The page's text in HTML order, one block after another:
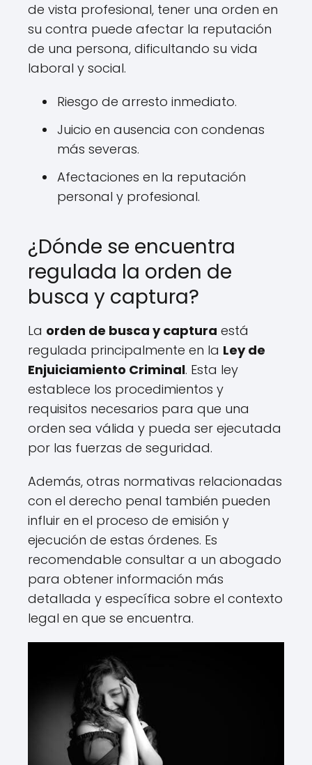
de vista profesional, tener una orden en
su contra puede afectar la reputación
de una persona, dificultando su vida
laboral y social.
Riesgo de arresto inmediato.
Juicio en ausencia con condenas
más severas.
Afectaciones en la reputación
personal y profesional.
¿Dónde se encuentra
regulada la orden de
busca y captura?
La orden de busca y captura está
regulada principalmente en la Ley de
Enjuiciamiento Criminal. Esta ley
establece los procedimientos y
requisitos necesarios para que una
orden sea válida y pueda ser ejecutada
por las fuerzas de seguridad.
Además, otras normativas relacionadas
con el derecho penal también pueden
influir en el proceso de emisión y
ejecución de estas órdenes. Es
recomendable consultar a un abogado
para obtener información más
detallada y específica sobre el contexto
legal en que se encuentra.